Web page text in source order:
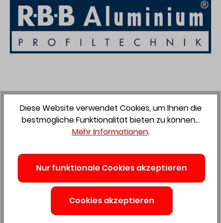
Gleichschenklig Blank
40X40X3 mm Lagerlänge
Diese Website verwendet Cookies, um Ihnen die
bestmögliche Funktionalität bieten zu können...
Mehr Informationen.
Nur funktionale Cookies akzeptieren
Cookies akzeptieren